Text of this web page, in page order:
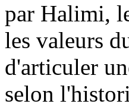
par Halimi,
les valeurs
d'articuler
selon